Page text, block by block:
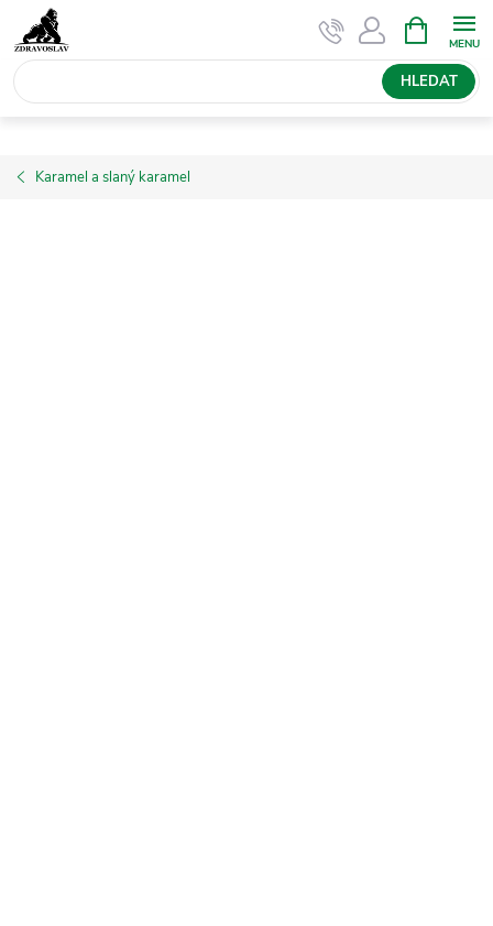
na
obsah
HLEDAT
NÁKUPNÍ
KOŠÍK
Karamel a slaný karamel